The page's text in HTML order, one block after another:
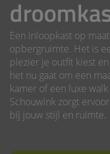
Een inloopkast op
opbergruimte. Het is
plezier je outfit kiest
het nu gaat om een
kamer of een luxe
Schouwink zorgt
bij jouw stijl en ruimte.